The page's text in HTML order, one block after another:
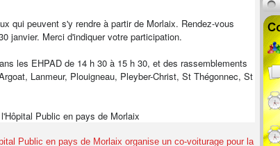
qui peuvent s'y rendre à partir de Morlaix. Rendez-vous
janvier. Merci d'indiquer votre participation.
les EHPAD de 14 h 30 à 15 h 30, et des rassemblements
Lanmeur, Plouigneau, Pleyber-Christ, St Thégonnec, St
Public en pays de Morlaix